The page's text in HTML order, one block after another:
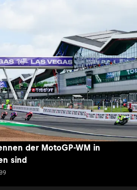
der MotoGP-WM in
sind